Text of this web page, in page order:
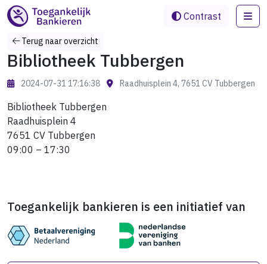
Contrast
Terug naar overzicht
Bibliotheek Tubbergen
2024-07-31 17:16:38 Raadhuisplein 4, 7651 CV Tubbergen
Bibliotheek Tubbergen
Raadhuisplein 4
7651 CV Tubbergen
09:00 – 17:30
Toegankelijk bankieren is een initiatief van